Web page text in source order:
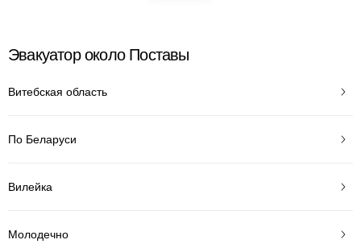
Эвакуатор около Поставы
Витебская область
По Беларуси
Вилейка
Молодечно